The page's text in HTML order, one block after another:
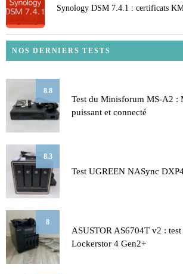
Synology DSM 7.4.1 : certificats
NOS DERNIERS TESTS
8.8
Test du Minisforum MS-A2 :
puissant et connecté
8.3
Test UGREEN NASync
8
ASUSTOR AS6704T v2 :
Lockerstor 4 Gen2+